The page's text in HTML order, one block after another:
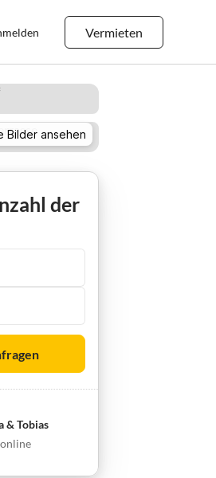
Vermieten
Bilder ansehen
der
& Tobias